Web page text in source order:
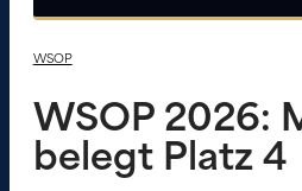
WSOP
WSOP 2026:
belegt Platz 4